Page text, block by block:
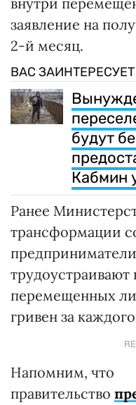
заявление на
2-й месяц.
ВАС ЗАИНТЕРЕСУЕТ
будут
Кабмин
Ранее
трансформации
трудоустраивают
перемещенных
гривен за
Напомним, что
правительство